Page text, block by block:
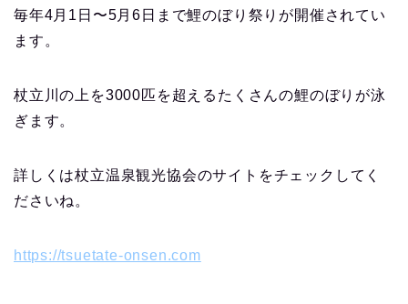
毎年4月1日〜5月6日まで鯉のぼり祭りが開催されてい
ます。
杖立川の上を3000匹を超えるたくさんの鯉のぼりが泳
ぎます。
詳しくは杖立温泉観光協会のサイトをチェックしてく
ださいね。
https://tsuetate-onsen.com